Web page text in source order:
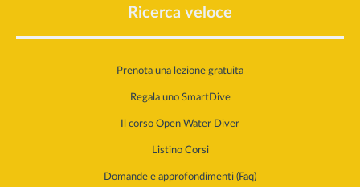
Ricerca veloce
Prenota una lezione gratuita
Regala uno SmartDive
Il corso Open Water Diver
Listino Corsi
Domande e approfondimenti (Faq)